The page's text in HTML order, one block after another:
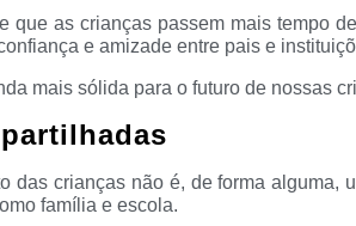
que as crianças passem mais tempo
e amizade entre pais e
mais sólida para o futuro de nossas
das crianças não é, de forma alguma,
família e escola.